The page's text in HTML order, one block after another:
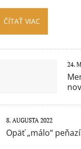
ČÍTAŤ VIAC
24.
8. AUGUSTA 2022
Opäť „málo“